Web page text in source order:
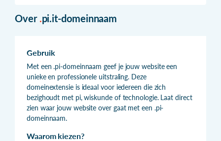
Over .pi.it-domeinnaam
Gebruik
Met een .pi-domeinnaam geef je jouw website een
unieke en professionele uitstraling. Deze
domeinextensie is ideaal voor iedereen die zich
bezighoudt met pi, wiskunde of technologie. Laat direct
zien waar jouw website over gaat met een .pi-
domeinnaam.
Waarom kiezen?